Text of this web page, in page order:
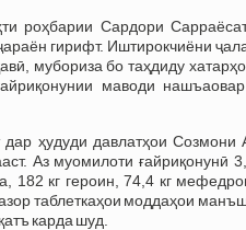
роҳбарии Сардори
гирифт. Иштирокчиёни
мубориза бо таҳдиду
маводи
ҳудуди давлатҳои
Аз муомилоти ғайриқонунӣ
182 кг героин, 74,4 кг
таблеткаҳои моддаҳои
карда шуд.